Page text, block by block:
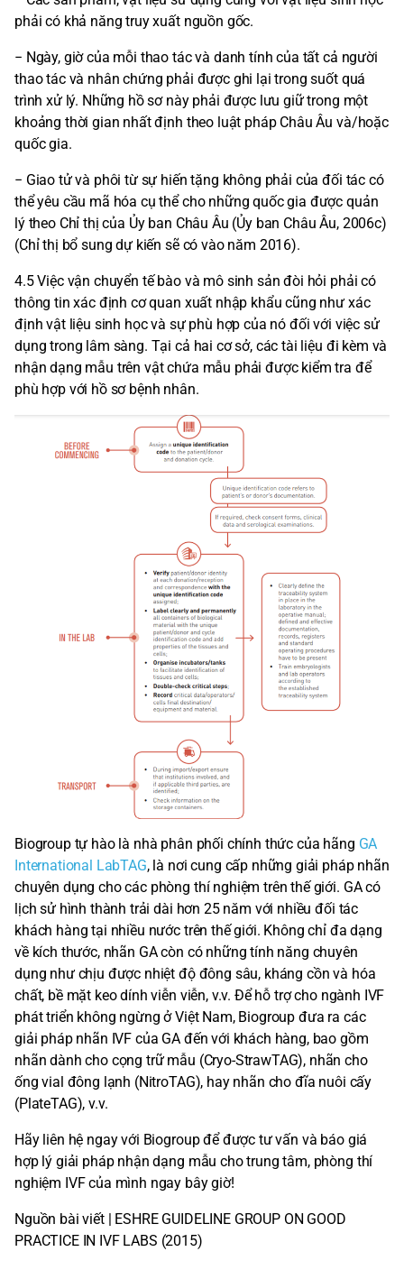
phải có khả năng truy xuất nguồn gốc.
− Ngày, giờ của mỗi thao tác và danh tính của tất cả người
thao tác và nhân chứng phải được ghi lại trong suốt quá
trình xử lý. Những hồ sơ này phải được lưu giữ trong một
khoảng thời gian nhất định theo luật pháp Châu Âu và/hoặc
quốc gia.
− Giao tử và phôi từ sự hiến tặng không phải của đối tác có
thể yêu cầu mã hóa cụ thể cho những quốc gia được quản
lý theo Chỉ thị của Ủy ban Châu Âu (Ủy ban Châu Âu, 2006c)
(Chỉ thị bổ sung dự kiến ​​sẽ có vào năm 2016).
4.5 Việc vận chuyển tế bào và mô sinh sản đòi hỏi phải có
thông tin xác định cơ quan xuất nhập khẩu cũng như xác
định vật liệu sinh học và sự phù hợp của nó đối với việc sử
dụng trong lâm sàng. Tại cả hai cơ sở, các tài liệu đi kèm và
nhận dạng mẫu trên vật chứa mẫu phải được kiểm tra để
phù hợp với hồ sơ bệnh nhân.
Biogroup tự hào là nhà phân phối chính thức của hãng GA
International LabTAG, là nơi cung cấp những giải pháp nhãn
chuyên dụng cho các phòng thí nghiệm trên thế giới. GA có
lịch sử hình thành trải dài hơn 25 năm với nhiều đối tác
khách hàng tại nhiều nước trên thế giới. Không chỉ đa dạng
về kích thước, nhãn GA còn có những tính năng chuyên
dụng như chịu được nhiệt độ đông sâu, kháng cồn và hóa
chất, bề mặt keo dính viễn viễn, v.v. Để hỗ trợ cho ngành IVF
phát triển không ngừng ở Việt Nam, Biogroup đưa ra các
giải pháp nhãn IVF của GA đến với khách hàng, bao gồm
nhãn dành cho cọng trữ mẫu (Cryo-StrawTAG), nhãn cho
ống vial đông lạnh (NitroTAG), hay nhãn cho đĩa nuôi cấy
(PlateTAG), v.v.
Hãy liên hệ ngay với Biogroup để được tư vấn và báo giá
hợp lý giải pháp nhận dạng mẫu cho trung tâm, phòng thí
nghiệm IVF của mình ngay bây giờ!
Nguồn bài viết | ESHRE GUIDELINE GROUP ON GOOD
PRACTICE IN IVF LABS (2015)